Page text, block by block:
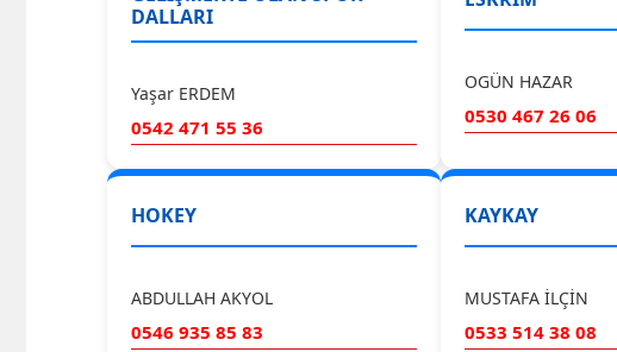
DALLARI
Yaşar ERDEM
0542 471 55 36
OGÜN HAZAR
0530 467 26 06
HOKEY
ABDULLAH AKYOL
0546 935 85 83
KAYKAY
MUSTAFA İLÇİN
0533 514 38 08